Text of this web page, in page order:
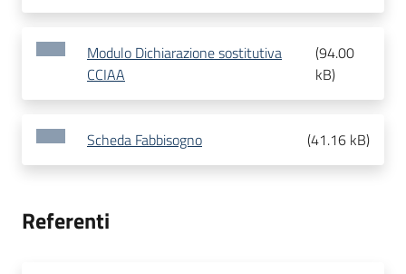
Modulo Dichiarazione sostitutiva
CCIAA
(94.00
kB)
Scheda Fabbisogno (41.16 kB)
Referenti